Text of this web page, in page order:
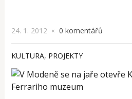
24. 1. 2012 × 0 komentářů
KULTURA, PROJEKTY